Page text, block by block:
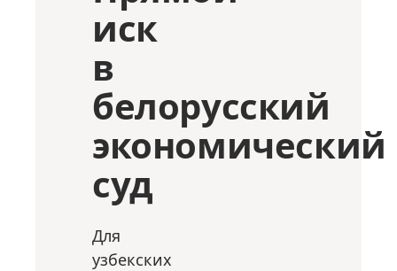
иск
в
белорусский
экономический
суд
Для
узбекских